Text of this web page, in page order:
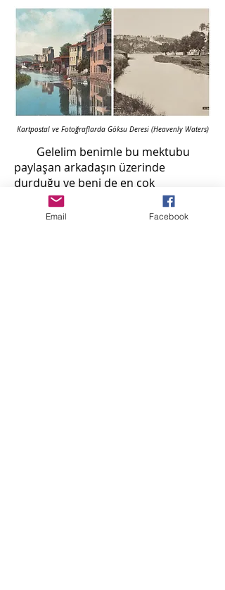
Kartpostal ve Fotoğraflarda Göksu Deresi (Heavenly Waters)
Gelelim benimle bu mektubu
paylaşan arkadaşın üzerinde
durduğu ve beni de en çok
heyecanlandıran yere, Maymun
Evi'ne. Oscar Heizer üç kere
Email Facebook